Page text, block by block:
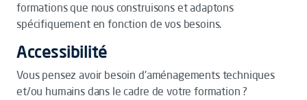
formations que nous construisons et adaptons
spécifiquement en fonction de vos besoins.
Accessibilité
Vous pensez avoir besoin d'aménagements techniques
et/ou humains dans le cadre de votre formation ?